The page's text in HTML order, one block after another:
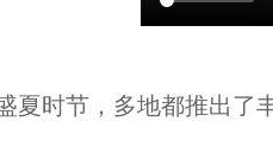
夏时节，多地都推出了